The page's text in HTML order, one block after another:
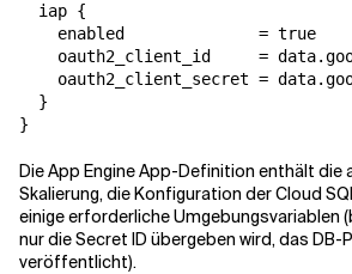
  iap {
    enabled              = true
oauth2_client_id     =
oauth2_client_secret =
  }
}
Die App Engine App-Definition enthält
Skalierung, die Konfiguration der Cloud
einige erforderliche Umgebungsvariablen
nur die Secret ID übergeben wird, das
veröffentlicht).